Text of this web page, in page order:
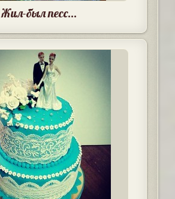
Жил-был песс...